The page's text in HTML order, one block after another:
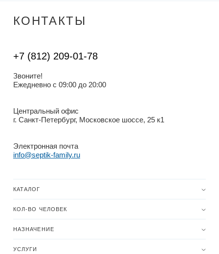
КОНТАКТЫ
+7 (812) 209-01-78
Звоните!
Ежедневно с 09:00 до 20:00
Центральный офис
г. Санкт-Петербург, Московское шоссе, 25 к1
Электронная почта
info@septik-family.ru
КАТАЛОГ
КОЛ-ВО ЧЕЛОВЕК
НАЗНАЧЕНИЕ
УСЛУГИ